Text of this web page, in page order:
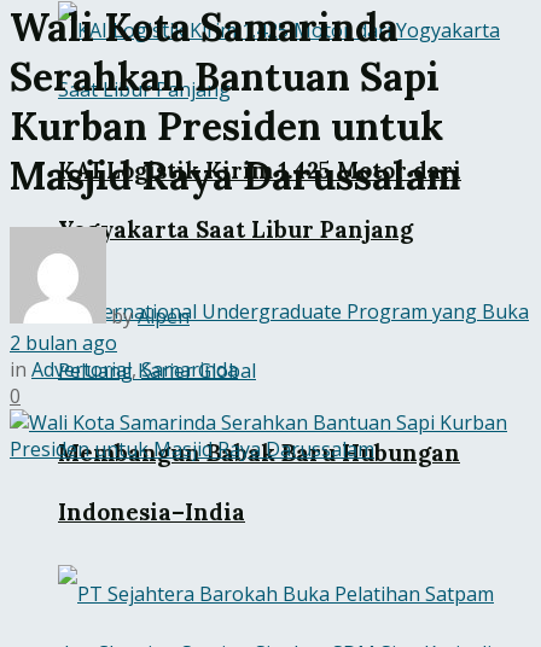
KAI Logistik Kirim 1.425 Motor dari
Yogyakarta Saat Libur Panjang
Membangun Babak Baru Hubungan
Indonesia–India
Wali Kota Samarinda
Serahkan Bantuan Sapi
Kurban Presiden untuk
Masjid Raya Darussalam
byAlpen
2 bulan ago
in Advertorial,Samarinda
0